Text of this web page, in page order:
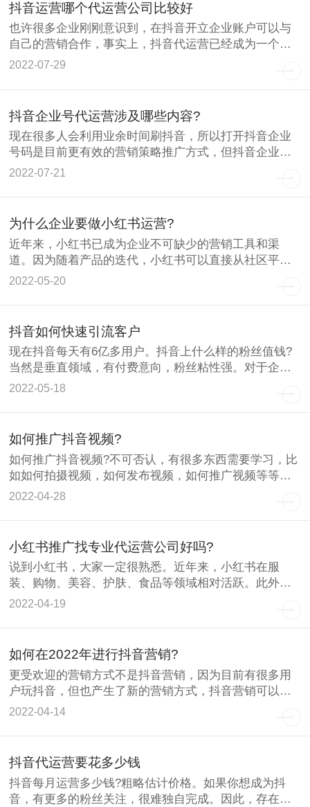
抖音运营哪个代运营公司比较好
也许很多企业刚刚意识到，在抖音开立企业账户可以与
自己的营销合作，事实上，抖音代运营已经成为一个巨
大的行业，许多
2022-07-29
抖音企业号代运营涉及哪些内容?
现在很多人会利用业余时间刷抖音，所以打开抖音企业
号码是目前更有效的营销策略推广方式，但抖音企业号
码仍然有点困难
2022-07-21
为什么企业要做小红书运营?
近年来，小红书已成为企业不可缺少的营销工具和渠
道。因为随着产品的迭代，小红书可以直接从社区平台
转变为社区+电子
2022-05-20
抖音如何快速引流客户
现在抖音每天有6亿多用户。抖音上什么样的粉丝值钱?
当然是垂直领域，有付费意向，粉丝粘性强。对于企业
来说，要想获
2022-05-18
如何推广抖音视频?
如何推广抖音视频?不可否认，有很多东西需要学习，比
如如何拍摄视频，如何发布视频，如何推广视频等等。
只有掌握了上
2022-04-28
小红书推广找专业代运营公司好吗?
说到小红书，大家一定很熟悉。近年来，小红书在服
装、购物、美容、护肤、食品等领域相对活跃。此外，
根据最新的数据调
2022-04-19
如何在2022年进行抖音营销?
更受欢迎的营销方式不是抖音营销，因为目前有很多用
户玩抖音，但也产生了新的营销方式，抖音营销可以带
来更多的发展红
2022-04-14
抖音代运营要花多少钱
抖音每月运营多少钱?粗略估计价格。如果你想成为抖
音，有更多的粉丝关注，很难独自完成。因此，存在着